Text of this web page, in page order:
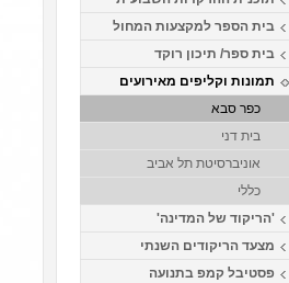
בית הספר למקצעות המחול
בית ספר/ תיכון רוקד
תמונות וקליפים מאירועים
כפר סבא
בית דני
אוניברסיטת תל אביב
כללי
'הריקוד של המדינה'
מצעד הריקודים השנתי
פסטיבל קמפ בתנועה